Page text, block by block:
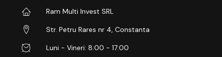
Ram Multi Invest SRL
Str. Petru Rares nr 4, Constanta
Luni - Vineri: 8:00 - 17:00